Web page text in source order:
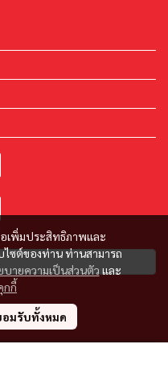
อเพิ่มประสิทธิภาพและ
ไซต์ของท่าน ท่านสามารถ
บายความเป็นส่วนตัว และ
กกี้
อมรับทั้งหมด